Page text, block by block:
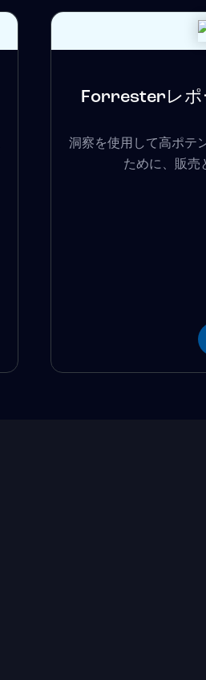
Forresterレポ
洞察を使用して高ポテ
ために、販売